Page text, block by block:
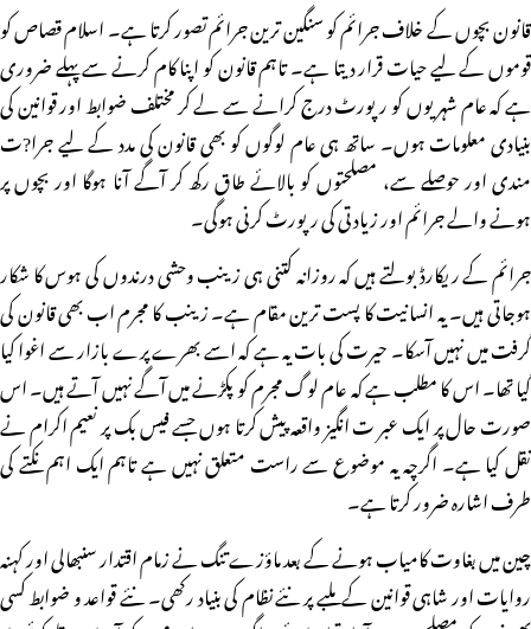
قانون بچوں کے خلاف جرائم کو سنگین ترین جرائم تصور کرتا ہے۔ اسلام قصاص کو
قوموں کے لیے حیات قرار دیتا ہے۔ تاہم قانون کو اپنا کام کرنے سے پہلے ضروری
ہے کہ عام شہریوں کو رپورٹ درج کرانے سے لے کر مختلف ضوابط اور قوانین کی
بنیادی معلومات ہوں۔ ساتھ ہی عام لوگوں کو بھی قانون کی مدد کے لیے جرا?ت
مندی اور حوصلے سے، مصلحتوں کو بالائے طاق رکھ کر آگے آنا ہوگا اور بچوں پر
ہونے والے جرائم اور زیادتی کی رپورٹ کرنی ہوگی۔
جرائم کے ریکارڈ بولتے ہیں کہ روزانہ کتنی ہی زینب وحشی درندوں کی ہوس کا شکار
ہوجاتی ہیں۔ یہ انسانیت کا پست ترین مقام ہے۔ زینب کا مجرم اب بھی قانون کی
گرفت میں نہیں آسکا۔ حیرت کی بات یہ ہے کہ اسے بھرے پرے بازار سے اغوا کیا
گیا تھا۔ اس کا مطلب ہے کہ عام لوگ مجرم کو پکڑنے میں آگے نہیں آتے ہیں۔ اس
صورت حال پر ایک عبر ت انگیز واقعہ پیش کرتا ہوں جسے فیس بک پر نعیم اکرام نے
نقل کیا ہے۔ اگرچہ یہ موضوع سے راست متعلق نہیں ہے تاہم ایک اہم نکتے کی
طرف اشارہ ضرور کرتا ہے۔
چین میں بغاوت کامیاب ہونے کے بعد ماؤزے تنگ نے زمام اقتدار سنبھالی اور کہنہ
روایات اور شاہی قوانین کے ملبے پر نئے نظام کی بنیاد رکھی۔ نئے قواعد و ضوابط کسی